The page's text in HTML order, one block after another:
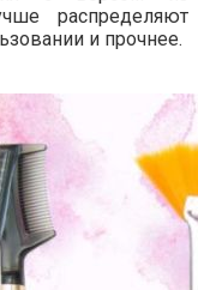
распределяют
и прочнее.